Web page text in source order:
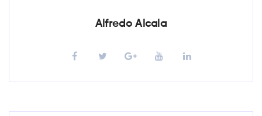
Alfredo Alcala